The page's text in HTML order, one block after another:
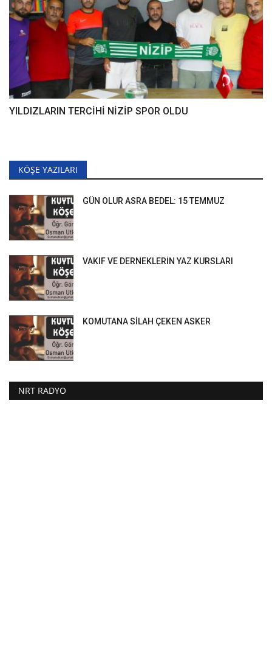
YILDIZLARIN TERCİHİ NİZİP SPOR OLDU
KÖŞE YAZILARI
GÜN OLUR ASRA BEDEL: 15 TEMMUZ
VAKIF VE DERNEKLERİN YAZ KURSLARI
KOMUTANA SİLAH ÇEKEN ASKER
NRT RADYO